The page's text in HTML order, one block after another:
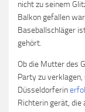
nicht zu seinem
Balkon gefallen
Baseballschläger
gehört.
Ob die Mutter des
Party zu
Düsseldorferin
Richterin gerät, die